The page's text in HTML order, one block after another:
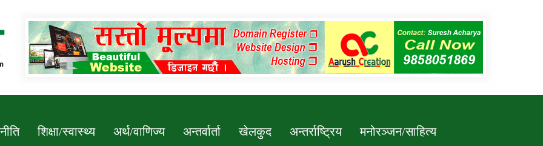
Newssarokar
शिक्षा/स्वास्थ्य अर्थ/वाणिज्य अन्तर्वार्ता खेलकुद अन्तर्राष्ट्रिय मनोरञ्जन/साहित्य